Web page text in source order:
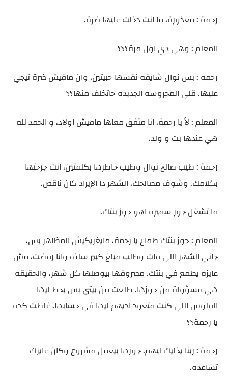
رحمة : معذورة، ما انت دخلت عليها ضرة.
المعلم : وهي دي اول مرة؟؟؟
رحمه : بس نوال شايفه نفسها حبيتين، وان مافيش ضرة تيجي
عليها. قلي المحروسه الجديده حاتخلف منها؟؟
المعلم : لأ يا رحمة، انا متفق معاها مافيش اولاد، و الحمد لله
هي عندها بت و ولد.
رحمة : طيب صالح نوال وطيب خاطرها بكلمتين، انت جرحتها
بكلامك. وشوف مصالحك، الشهر دا الإيراد كان ناقص.
ما تشغل جوز سميره اهو جوز بنتك.
المعلم : جوز بنتك طماع يا رحمة، مايغريكيش المظاهر بس،
جاني الشهر اللي فات وطلب مبلغ كبير سلف وانا رفضت، مش
عايزه يطمع في بنتك. مصروفها بيوصلها كل شهر، والحقيقه
هي مسؤولة من جوزها. طلعت من بيتي بس بحط ليها
الفلوس اللي كنت متعود اديهم ليها في حسابها. غلطت كده
يا رحمة؟؟
رحمة : ربنا يخليك ليهم. جوزها بيعمل مشروع وكان عايزك
تساعده.